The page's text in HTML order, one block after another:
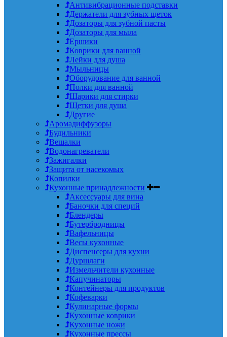
Антивибрационные подставки
Держатели для зубных щеток
Дозаторы для зубной пасты
Дозаторы для мыла
Ершики
Коврики для ванной
Лейки для душа
Мыльницы
Оборудование для ванной
Полки для ванной
Шарики для стирки
Щетки для душа
Другие
Аромадиффузоры
Будильники
Вешалки
Водонагреватели
Зажигалки
Защита от насекомых
Копилки
Кухонные принадлежности
Аксессуары для вина
Баночки для специй
Блендеры
Бутербродницы
Вафельницы
Весы кухонные
Диспенсеры для кухни
Дуршлаги
Измельчители кухонные
Капучинаторы
Контейнеры для продуктов
Кофеварки
Кулинарные формы
Кухонные коврики
Кухонные ножи
Кухонные прессы